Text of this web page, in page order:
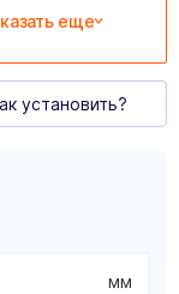
еще
установить?
мм